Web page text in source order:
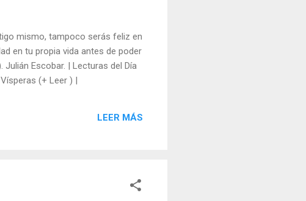
mismo, tampoco serás feliz en
en tu propia vida antes de poder
Escobar. | Lecturas del Día
(+ Leer ) |
LEER MÁS